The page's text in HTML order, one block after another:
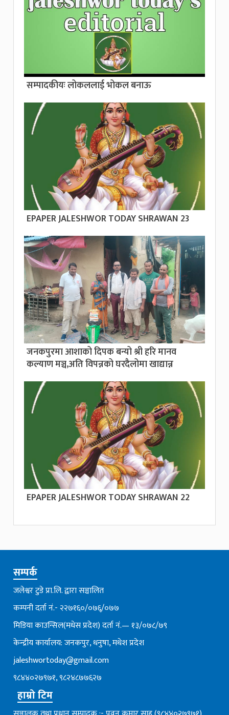
सम्पादकीयः लोकललाई भोकल बनाऊ
EPAPER JALESHWOR TODAY SHRAWAN 23
जनकपुरमा आशाको दिपक बन्यो श्री हरि मानव
कल्याण मञ्च,अति विपन्नको घरदैलोमा खाद्यान्न
EPAPER JALESHWOR TODAY SHRAWAN 22
सम्पर्क
जलेश्वर टुडे प्रा.लि. द्वारा सञ्चालित
कम्पनी दर्ता नं.- २२७१६०/०७६्/०७७
मिडिया काउन्सिल(मधेस प्रदेश) दर्ता नं.— १३/०७८/७९
केन्द्रीय कार्यालय: जनकपुर, धनुषा, मधेश प्रदेश
jaleshwortoday@gmail.com
९८४४०२७९७१, ९८२४८७७६२७
हाम्रो टिम